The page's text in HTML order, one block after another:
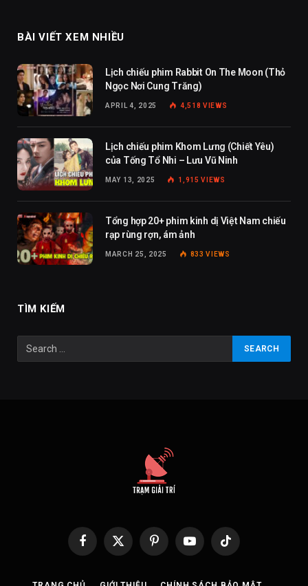
BÀI VIẾT XEM NHIỀU
Lịch chiếu phim Rabbit On The Moon (Thỏ
Ngọc Nơi Cung Trăng)
APRIL 4, 2025 4,518VIEWS
Lịch chiếu phim Khom Lưng (Chiết Yêu)
của Tống Tổ Nhi – Lưu Vũ Ninh
MAY 13, 2025 1,915VIEWS
Tổng hợp 20+ phim kinh dị Việt Nam chiếu
rạp rùng rợn, ám ảnh
MARCH 25, 2025 833VIEWS
TÌM KIẾM
Facebook
X
PinterestYouTubeTikTok